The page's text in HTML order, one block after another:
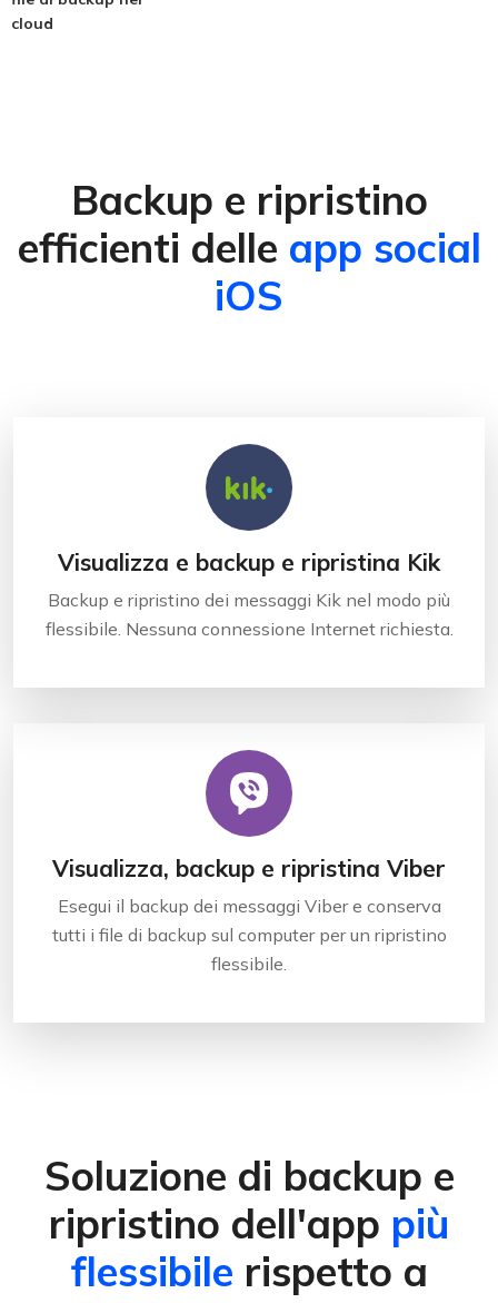
cloud
Backup e ripristino
efficienti delle app social
iOS
Visualizza e backup e ripristina Kik
Backup e ripristino dei messaggi Kik nel modo più
flessibile. Nessuna connessione Internet richiesta.
Visualizza, backup e ripristina Viber
Esegui il backup dei messaggi Viber e conserva
tutti i file di backup sul computer per un ripristino
flessibile.
Soluzione di backup e
ripristino dell'app più
flessibile rispetto a